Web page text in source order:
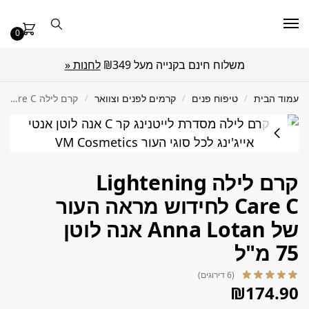
0
משלוח חינם בקנייה מעל ₪349 לחנות «
עמוד הבית / טיפוח פנים / קרמים לפנים וצוואר / קרם לילה Lightening Care C לחידוש מראה העור של Anna Lotan אנה לוטן 75 מ"ל
קרם לילה Lightening
Care C לחידוש מראה העור
של Anna Lotan אנה לוטן
75 מ"ל
(6 דירוגים)
₪174.90